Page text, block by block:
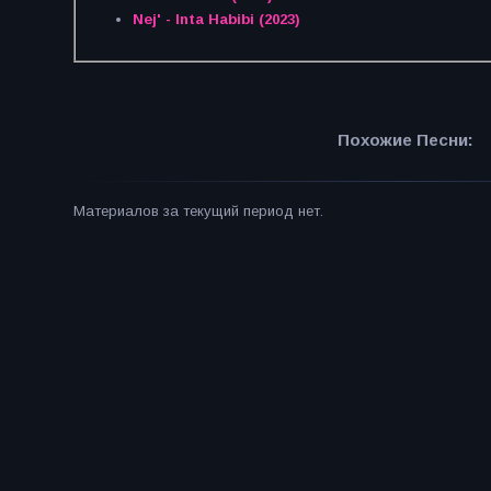
Nej' - Inta Habibi (2023)
Похожие Песни:
Материалов за текущий период нет.